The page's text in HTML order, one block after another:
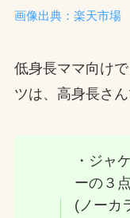
画像出典：楽天市場
低身長ママ向け
ツは、高身長さ
・ジャ
ーの３
(ノーカ